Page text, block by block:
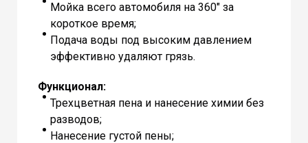
Мойка всего автомобиля на 360" за
короткое время;
Подача воды под высоким давлением
эффективно удаляют грязь.
Функционал:
Трехцветная пена и нанесение химии без
разводов;
Нанесение густой пены;